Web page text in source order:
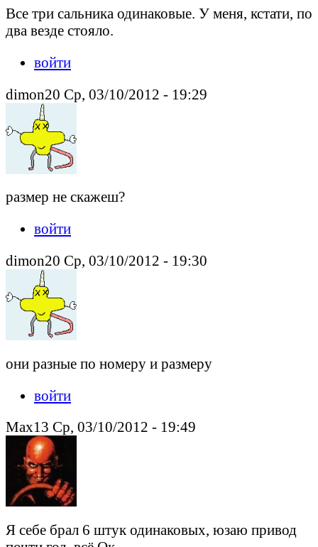
Все три сальника одинаковые. У меня, кстати, по
два везде стояло.
войти
dimon20 Ср, 03/10/2012 - 19:29
размер не скажеш?
войти
dimon20 Ср, 03/10/2012 - 19:30
они разные по номеру и размеру
войти
Max13 Ср, 03/10/2012 - 19:49
Я себе брал 6 штук одинаковых, юзаю привод